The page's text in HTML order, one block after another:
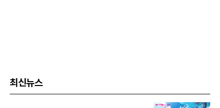
최신뉴스